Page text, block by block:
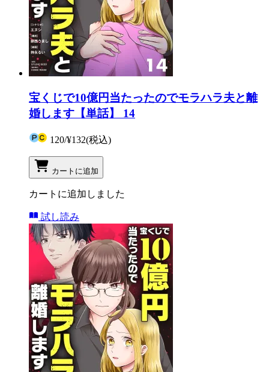
宝くじで10億円当たったのでモラハラ夫と離
婚します【単話】 14
120/¥132(税込)
カートに追加
カートに追加しました
試し読み